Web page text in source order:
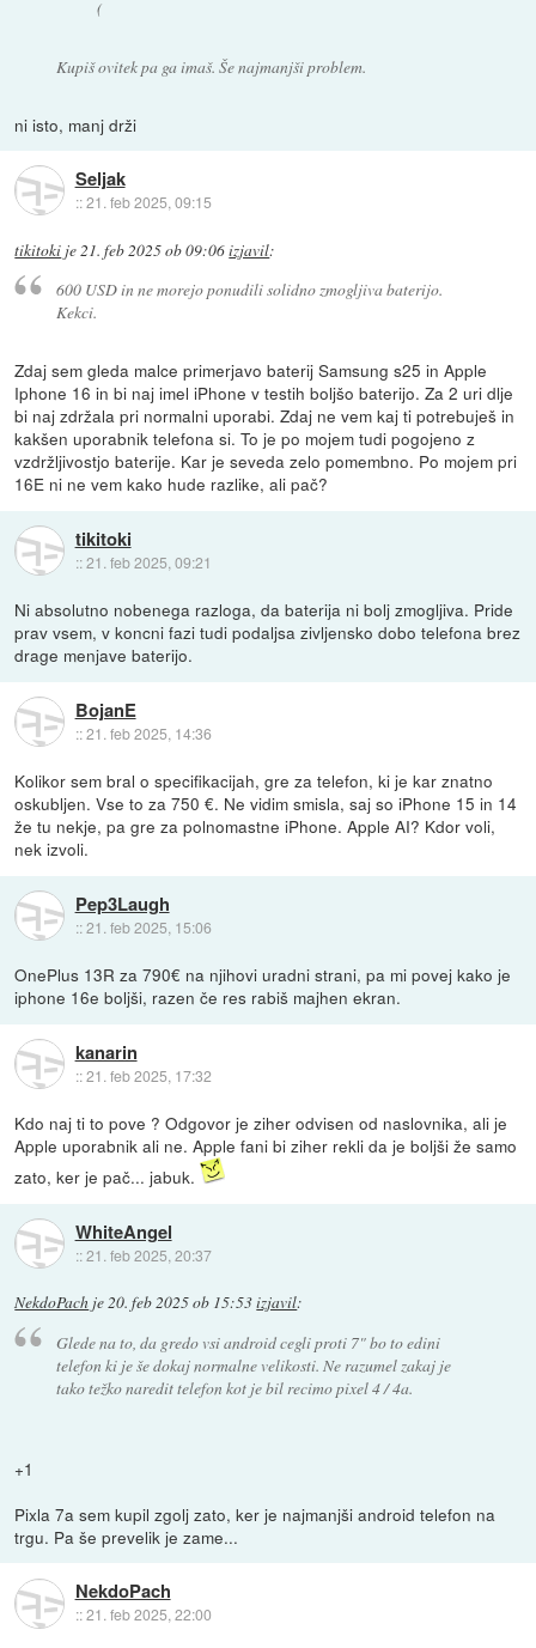
(
Kupiš ovitek pa ga imaš. Še najmanjši problem.
ni isto, manj drži
Seljak
::21. feb 2025, 09:15
tikitoki je21. feb 2025 ob 09:06izjavil:
600 USD in ne morejo ponudili solidno zmogljiva baterijo.
Kekci.
Zdaj sem gleda malce primerjavo baterij Samsung s25 in Apple
Iphone 16 in bi naj imel iPhone v testih boljšo baterijo. Za 2 uri dlje
bi naj zdržala pri normalni uporabi. Zdaj ne vem kaj ti potrebuješ in
kakšen uporabnik telefona si. To je po mojem tudi pogojeno z
vzdržljivostjo baterije. Kar je seveda zelo pomembno. Po mojem pri
16E ni ne vem kako hude razlike, ali pač?
tikitoki
::21. feb 2025, 09:21
Ni absolutno nobenega razloga, da baterija ni bolj zmogljiva. Pride
prav vsem, v koncni fazi tudi podaljsa zivljensko dobo telefona brez
drage menjave baterijo.
BojanE
::21. feb 2025, 14:36
Kolikor sem bral o specifikacijah, gre za telefon, ki je kar znatno
oskubljen. Vse to za 750 €. Ne vidim smisla, saj so iPhone 15 in 14
že tu nekje, pa gre za polnomastne iPhone. Apple AI? Kdor voli,
nek izvoli.
Pep3Laugh
::21. feb 2025, 15:06
OnePlus 13R za 790€ na njihovi uradni strani, pa mi povej kako je
iphone 16e boljši, razen če res rabiš majhen ekran.
kanarin
::21. feb 2025, 17:32
Kdo naj ti to pove ? Odgovor je ziher odvisen od naslovnika, ali je
Apple uporabnik ali ne. Apple fani bi ziher rekli da je boljši že samo
zato, ker je pač... jabuk.
WhiteAngel
::21. feb 2025, 20:37
NekdoPach je20. feb 2025 ob 15:53izjavil:
Glede na to, da gredo vsi android cegli proti 7" bo to edini
telefon ki je še dokaj normalne velikosti. Ne razumel zakaj je
tako težko naredit telefon kot je bil recimo pixel 4 / 4a.
+1
Pixla 7a sem kupil zgolj zato, ker je najmanjši android telefon na
trgu. Pa še prevelik je zame...
NekdoPach
::21. feb 2025, 22:00